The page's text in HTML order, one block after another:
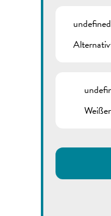
Fahrbahn
undefined